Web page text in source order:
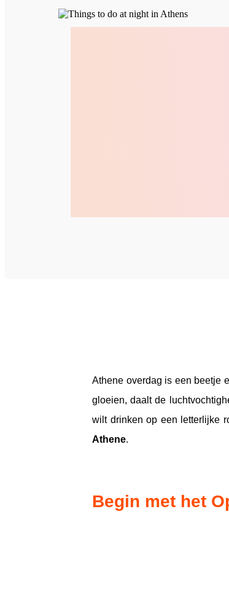
Athene overdag is een beetje
gloeien, daalt de
wilt drinken op een letterlijke
Athene.
Begin met het